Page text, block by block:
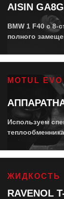
AISIN
BMW 1 F40 с 8-
полного
MOTUL EVO
Используем
ЖИДКОСТЬ
RAVENOL